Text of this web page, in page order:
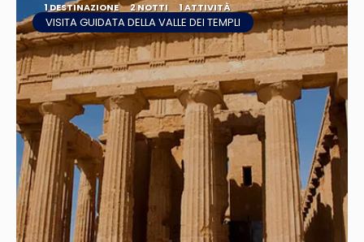
1 DESTINAZIONE 2 NOTTI 1 ATTIVITÀ
VISITA GUIDATA DELLA VALLE DEI TEMPLI